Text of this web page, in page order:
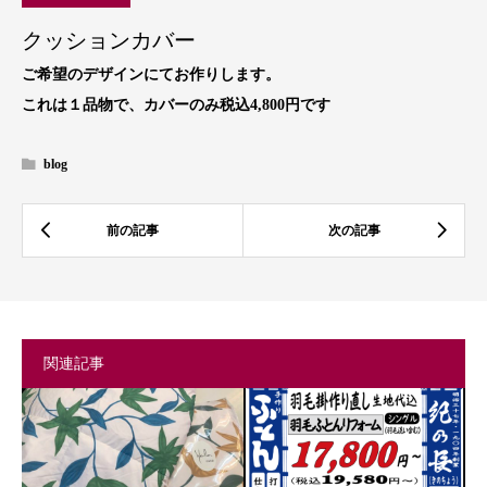
クッションカバー
ご希望のデザインにてお作りします。
これは１品物で、カバーのみ税込4,800円です
blog
関連記事